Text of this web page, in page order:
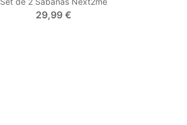
29,99 €